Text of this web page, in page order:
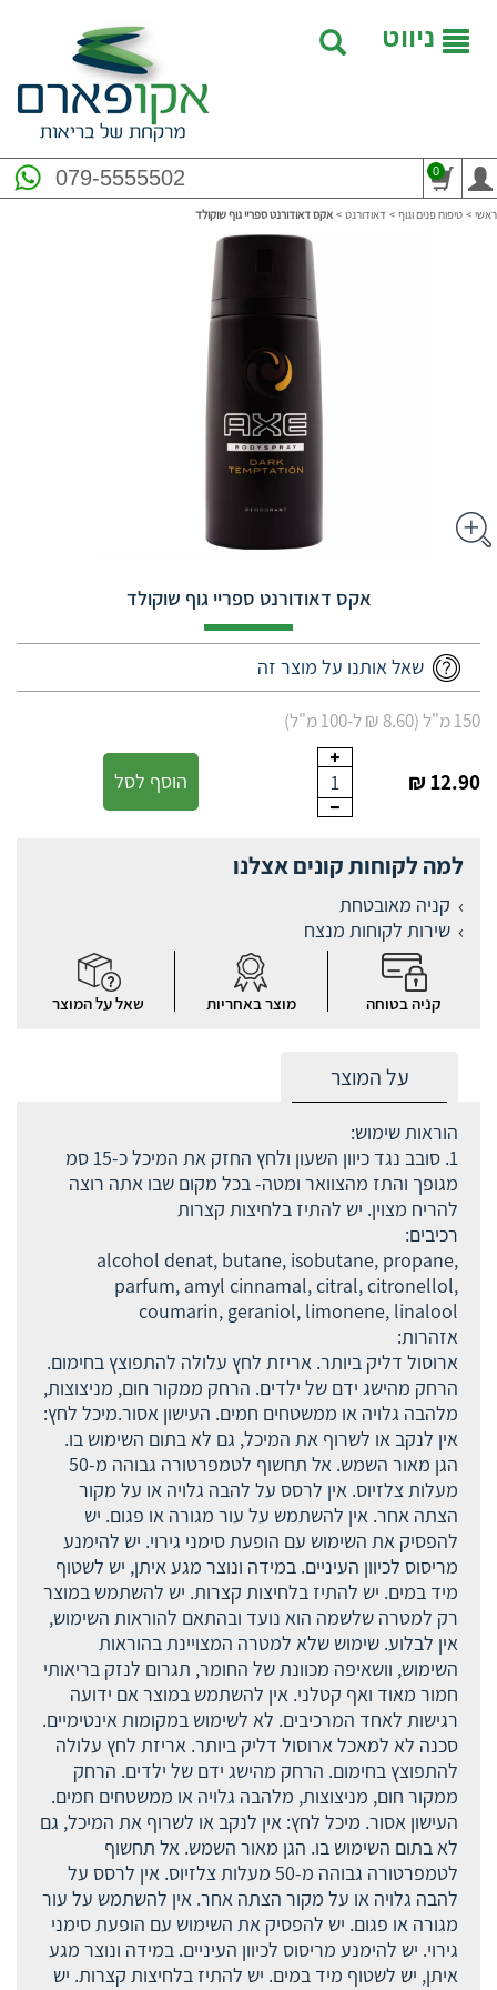
ניווט
079-5555502 0
ראשי > טיפוח פנים וגוף > דאודורנט > אקס דאודורנט ספריי גוף שוקולד
אקס דאודורנט ספריי גוף שוקולד
שאל אותנו על מוצר זה
150 מ"ל (8.60 ₪ ל-100 מ"ל)
12.90 ₪
1 הוסף לסל
למה לקוחות קונים אצלנו
קניה מאובטחת
שירות לקוחות מנצח
קניה בטוחה מוצר באחריות שאל על המוצר
על המוצר
הוראות שימוש:
1. סובב נגד כיוון השעון ולחץ החזק את המיכל כ-15 סמ
מגופך והתז מהצוואר ומטה- בכל מקום שבו אתה רוצה
להריח מצוין. יש להתיז בלחיצות קצרות
רכיבים:
alcohol denat, butane, isobutane, propane,
parfum, amyl cinnamal, citral, citronellol,
coumarin, geraniol, limonene, linalool
אזהרות:
ארוסול דליק ביותר. אריזת לחץ עלולה להתפוצץ בחימום.
הרחק מהישג ידם של ילדים. הרחק ממקור חום, מניצוצות,
מלהבה גלויה או ממשטחים חמים. העישון אסור.מיכל לחץ:
אין לנקב או לשרוף את המיכל, גם לא בתום השימוש בו.
הגן מאור השמש. אל תחשוף לטמפרטורה גבוהה מ-50
מעלות צלזיוס. אין לרסס על להבה גלויה או על מקור
הצתה אחר. אין להשתמש על עור מגורה או פגום. יש
להפסיק את השימוש עם הופעת סימני גירוי. יש להימנע
מריסוס לכיוון העיניים. במידה ונוצר מגע איתן, יש לשטוף
מיד במים. יש להתיז בלחיצות קצרות. יש להשתמש במוצר
רק למטרה שלשמה הוא נועד ובהתאם להוראות השימוש,
אין לבלוע. שימוש שלא למטרה המצויינת בהוראות
השימוש, וושאיפה מכוונת של החומר, תגרום לנזק בריאותי
חמור מאוד ואף קטלני. אין להשתמש במוצר אם ידועה
רגישות לאחד המרכיבים. לא לשימוש במקומות אינטימיים.
סכנה לא למאכל ארוסול דליק ביותר. אריזת לחץ עלולה
להתפוצץ בחימום. הרחק מהישג ידם של ילדים. הרחק
ממקור חום, מניצוצות, מלהבה גלויה או ממשטחים חמים.
העישון אסור. מיכל לחץ: אין לנקב או לשרוף את המיכל, גם
לא בתום השימוש בו. הגן מאור השמש. אל תחשוף
לטמפרטורה גבוהה מ-50 מעלות צלזיוס. אין לרסס על
להבה גלויה או על מקור הצתה אחר. אין להשתמש על עור
מגורה או פגום. יש להפסיק את השימוש עם הופעת סימני
גירוי. יש להימנע מריסוס לכיוון העיניים. במידה ונוצר מגע
איתן, יש לשטוף מיד במים. יש להתיז בלחיצות קצרות. יש